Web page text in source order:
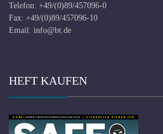
Telefon: +49/(0)89/457096-0
Fax: +49/(0)89/457096-10
Email: info@bt.de
HEFT KAUFEN